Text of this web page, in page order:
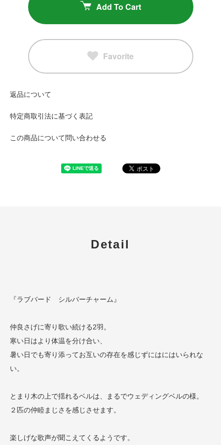
Add To Cart
Favorite
返品について
特定商取引法に基づく表記
この商品について問い合わせる
Detail
『ラブバード シルバーチャーム』
仲良さげに寄り歌い続ける2羽。
寒い日はより体温を分け合い、
暑い日でも寄り添ってお互いの存在を感じずにはにはいられな
い。
とまり木の上で揺れるベルは、まるでウェディングベルの様。
２匹の仲睦まじさを感じさせます。
楽しげな歌声が聞こえてくるようです。